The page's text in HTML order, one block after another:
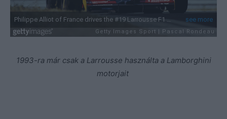
1993-ra már csak a Larrousse használta a Lamborghini
motorjait